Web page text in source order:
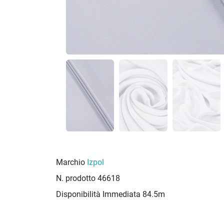
Marchio Izpol
N. prodotto 46618
Disponibilità Immediata 84.5m